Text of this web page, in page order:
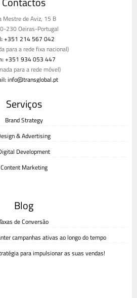
Mestre de Aviz, 15 B
230 Oeiras-Portugal
+351 214 567 042
para a rede fixa nacional)
+351 934 053 447
para a rede móvel)
info@transglobal.pt
Serviços
Brand Strategy
& Advertising
Development
Content Marketing
Blog
de Conversão
campanhas ativas ao longo do tempo
para impulsionar as suas vendas!